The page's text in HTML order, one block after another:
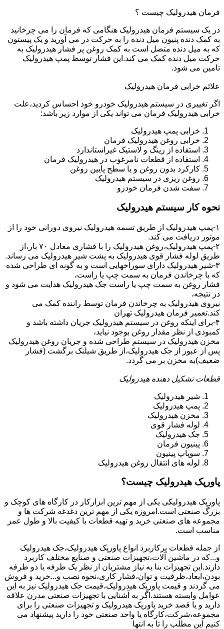
فرمان هیدرولیک چیست ؟
در یک سیستم فرمان هیدرولیک هنگامی که فرمان را می چرخانید
به کمک دنده پنیون میل دنده را به حرکت در می آورید و یک پیستون
که به میل دنده متصل است به کمک روغن پر فشار هیدرولیک به
حرکت میل دنده کمک می کند.این فشار توسط پمپ هیدرولیک
تامین می شود.
علائم خرابی فرمان هیدرولیک
اگر تغییری در سیستم هیدرولیک خودرو خود احساس کردید،علت
خرابی هیدرولیک فرمان می تواند یکی از موارد زیر باشد:
خرابی پمپ هیدرولیک
خرابی روغن هیدرولیک فرمان
استفاده از رینگ و لاستیک غیراستاندارد
استفاده از قطعات نامرغوب در هیدرولیک فرمان
کارکرد بدون روغن و یا سطح پایین روغن
روغن ریزی در سیستم هیدرولیک
سفت شدن فرمان خودرو
نحوه کار سیستم هیدرولیک
۱-پمپ هیدرولیک از طریق تسمه هیدرولیک نیروی دورانی خود را از
موتور دریافت می کند.
۲-پمپ هیدرولیک،روغن هیدرولیک را با فشاری معادل ۷۰ بار،از
طریق لوله فشار قوی هیدرولیک به پشت شیر هیدرولیک می رساند.
۳-شیر هیدرولیک دارای سوراخهایی است و به گونه ای طراحی شده
که با چرخاندن فرمان به سمت چپ یا راست،
فشار روغن به سمت چپ یا راست جک هیدرولیک هدایت می شود و
در نتیجه،
نیروی هیدرولیک به چرخاندن فرمان توسط راننده کمک می
کند.تعمیر فرمان هیدرولیک تهران
۴-برای اینکه روغن در سیستم هیدرولیک جریان داشته باشد و
کمبودی از نظر مقدار روغن بوجود نیاید،
مخزن هیدرولیک در سیستم طراحی شده و جریان روغن هیدرولیک
پس از عبور از جک هیدرولیک،از طریق شیلنک برگشت (فشار
ضعیف)به مخزن بر می گردد.
قطعات تشکیل دهنده هیدرولیک
شیر هیدرولیک
پمپ هیدرولیک
مخزن هیدرولیک
لوله فشار قوی
جک هیدرولیک
پینیون فرمان
سوپاپ پینیون
لوله های انتقال روغن هیدرولیک
پاورپک هیدرولیک چیست؟
پاورپک هیدرولیکی یکی از مهم ترین ابزارکار در کارگاه های کوچک و
بزرگ صنعتی است.امروزه یکی از مهم ترین دغدغه شرکت ها و
مجموعه های صنعتی خرید و تهیه قطعات با کیفیت بالا و طول عمر
مناسب است.
از جمله قطعات پرکاربرد انواع پاورپک هیدرولیک،جک هیدرولیک
و...که در ماشین آلات،تجهیزات صنعتی و صنایع مختلف کاربرد
دارند.این تجهیزات بنا به نیاز مشتریان از نظر یک طرفه یا دو طرفه
بودن،ابعاد،ظرفیت و توان،فشار کاری،نحوه نصب و...خرید و فروش
می گردند و قیمت پاورپک هیدرولیک،قیمت جک هیدرولیک نیز به این
عوامل وابسته هستند.اگر به آشنایی با تجهیزات صنعتی مدرن علاقه
دارید و یا قصد خرید پاورپک هیدرولیک و تجهیزات صنعتی را برای
مجموعه،شرکت،کارگاه یا واحد صنعتی خود را دارید پیشنهاد می
کنیم این مطلب را تا به انتها